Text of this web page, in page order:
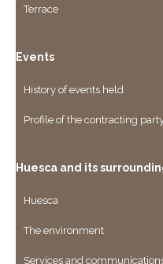
Terrace
Events
History of events held
Profile of the contracting
Huesca and its
Huesca
The environment
Services and